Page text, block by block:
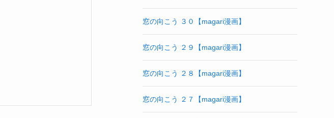
窓の向こう ３０【magari漫画】
窓の向こう ２９【magari漫画】
窓の向こう ２８【magari漫画】
窓の向こう ２７【magari漫画】